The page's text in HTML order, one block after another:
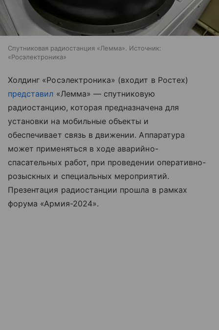
Спутниковая радиостанция «Лемма». Источник:
«Росэлектроника»
Холдинг «Росэлектроника» (входит в Ростех)
представил «Лемма» — спутниковую
радиостанцию, которая предназначена для
установки на мобильные объекты и
обеспечивает связь в движении. Аппаратура
может применяться в ходе аварийно-
спасательных работ, при проведении оперативно-
розыскных и специальных мероприятий.
Презентация радиостанции прошла в рамках
форума «Армия-2024».